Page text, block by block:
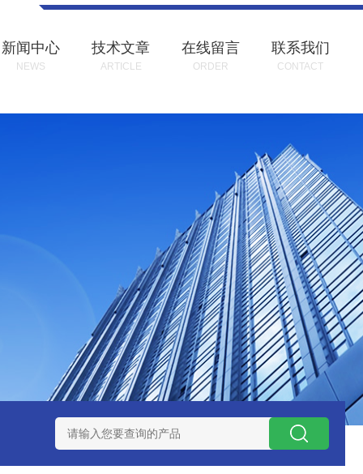
新闻中心
NEWS
技术文章
ARTICLE
在线留言
ORDER
联系我们
CONTACT
SCS-18米120吨玉环装一台16米100吨地磅多少钱？